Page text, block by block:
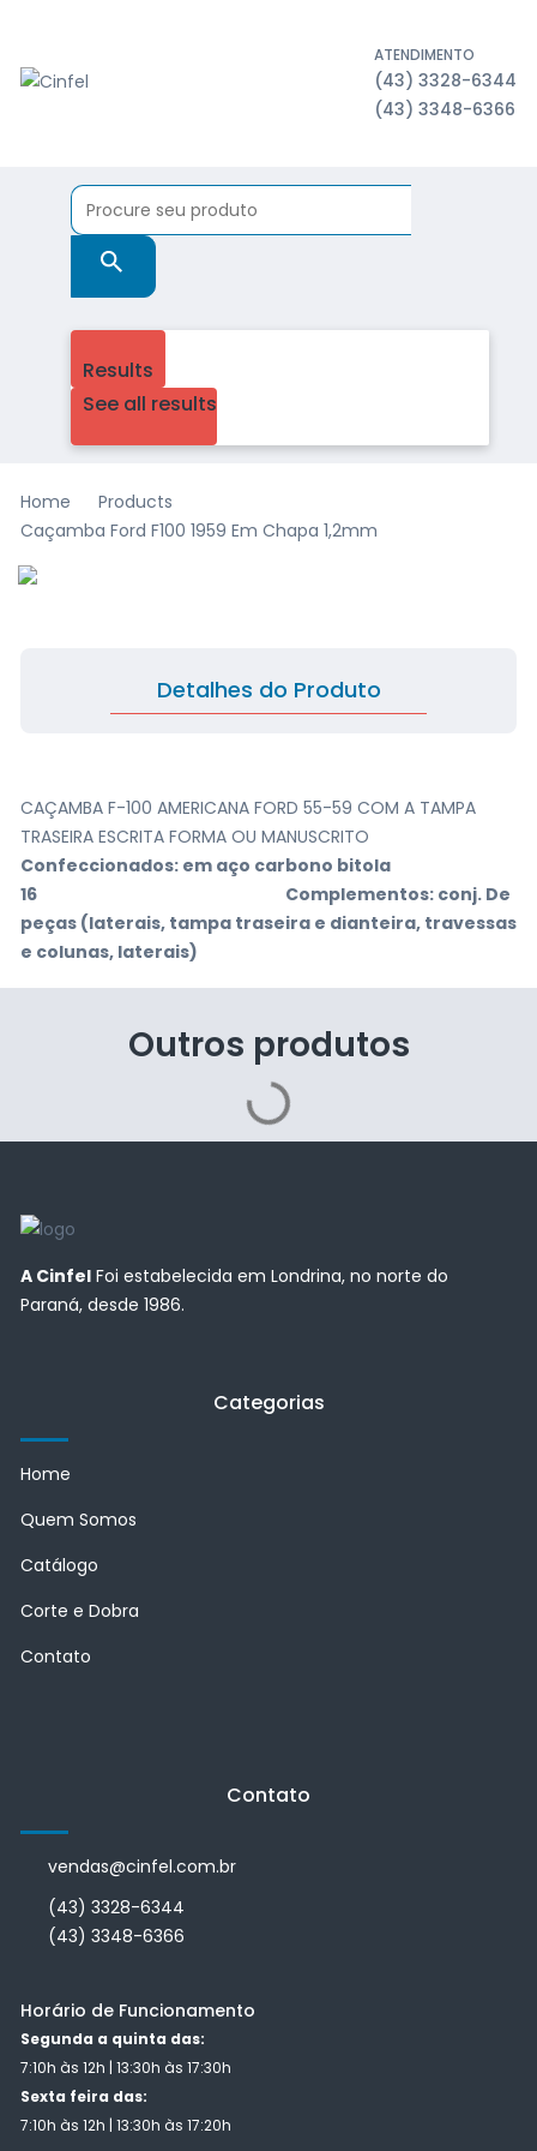
ATENDIMENTO
(43) 3328-6344
(43) 3348-6366
Results
See all results
Home
Products
Caçamba Ford F100 1959 Em Chapa 1,2mm
Detalhes do Produto
CAÇAMBA F-100 AMERICANA FORD 55-59 COM A TAMPA
TRASEIRA ESCRITA FORMA OU MANUSCRITO
Confeccionados: em aço carbono bitola
16 Complementos: conj. De
peças (laterais, tampa traseira e dianteira, travessas
e colunas, laterais)
Outros produtos
A Cinfel Foi estabelecida em Londrina, no norte do
Paraná, desde 1986.
Categorias
Home
Quem Somos
Catálogo
Corte e Dobra
Contato
Contato
vendas@cinfel.com.br
(43) 3328-6344
(43) 3348-6366
Horário de Funcionamento
Segunda a quinta das:
7:10h às 12h | 13:30h às 17:30h
Sexta feira das:
7:10h às 12h | 13:30h às 17:20h